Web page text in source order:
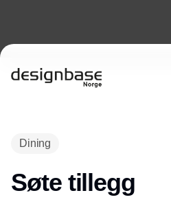
Dining
Søte tillegg